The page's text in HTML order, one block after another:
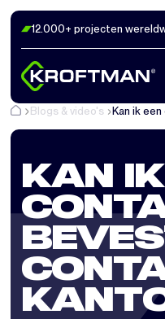
12.000+ projecten
Blogs & video's Kan ik
KAN IK